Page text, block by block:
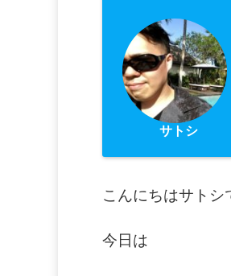
サトシ
こんにちはサトシ
今日は